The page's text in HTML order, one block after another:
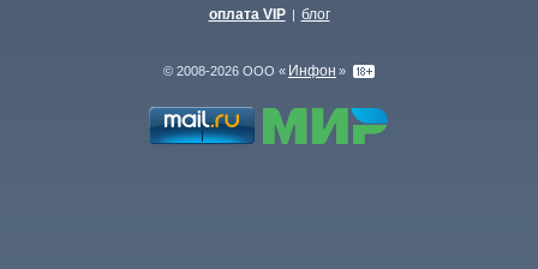
оплата VIP | блог
© 2008-2026 ООО « Инфон »